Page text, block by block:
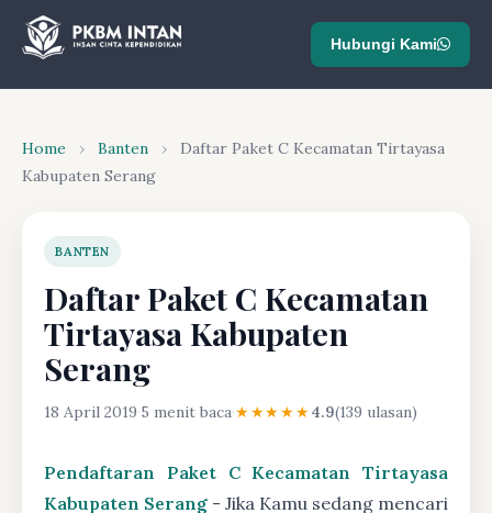
Hubungi Kami
Home › Banten ›
Daftar Paket C Kecamatan Tirtayasa
Kabupaten Serang
BANTEN
Daftar Paket C Kecamatan
Tirtayasa Kabupaten
Serang
18 April 2019·5 menit baca·★★★★★4.9(139 ulasan)
Pendaftaran Paket C Kecamatan Tirtayasa
Kabupaten Serang - Jika Kamu sedang mencari